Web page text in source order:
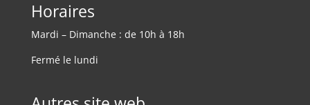
Horaires
Mardi – Dimanche : de 10h à 18h
Fermé le lundi